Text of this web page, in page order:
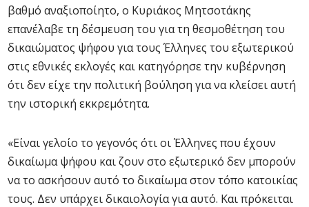
βαθμό αναξιοποίητο, ο Κυριάκος Μητσοτάκης
επανέλαβε τη δέσμευση του για τη θεσμοθέτηση του
δικαιώματος ψήφου για τους Έλληνες του εξωτερικού
στις εθνικές εκλογές και κατηγόρησε την κυβέρνηση
ότι δεν είχε την πολιτική βούληση για να κλείσει αυτή
την ιστορική εκκρεμότητα.
«Είναι γελοίο το γεγονός ότι οι Έλληνες που έχουν
δικαίωμα ψήφου και ζουν στο εξωτερικό δεν μπορούν
να το ασκήσουν αυτό το δικαίωμα στον τόπο κατοικίας
τους. Δεν υπάρχει δικαιολογία για αυτό. Και πρόκειται